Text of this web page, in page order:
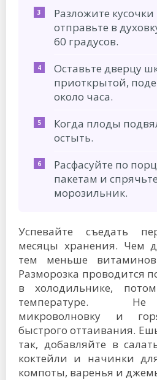
Разложите
отправьте в
60 градусов.
Оставьте дверцу
приоткрытой,
около часа.
Когда плоды
остыть.
Расфасуйте по
пакетам и
морозильник.
Успевайте съедать
месяцы хранения. Чем
тем меньше
Разморозка проводится
в холодильнике,
температуре. Не
микроволновку и
быстрого оттаивания.
так, добавляйте в
коктейли и начинки
компоты, варенья и